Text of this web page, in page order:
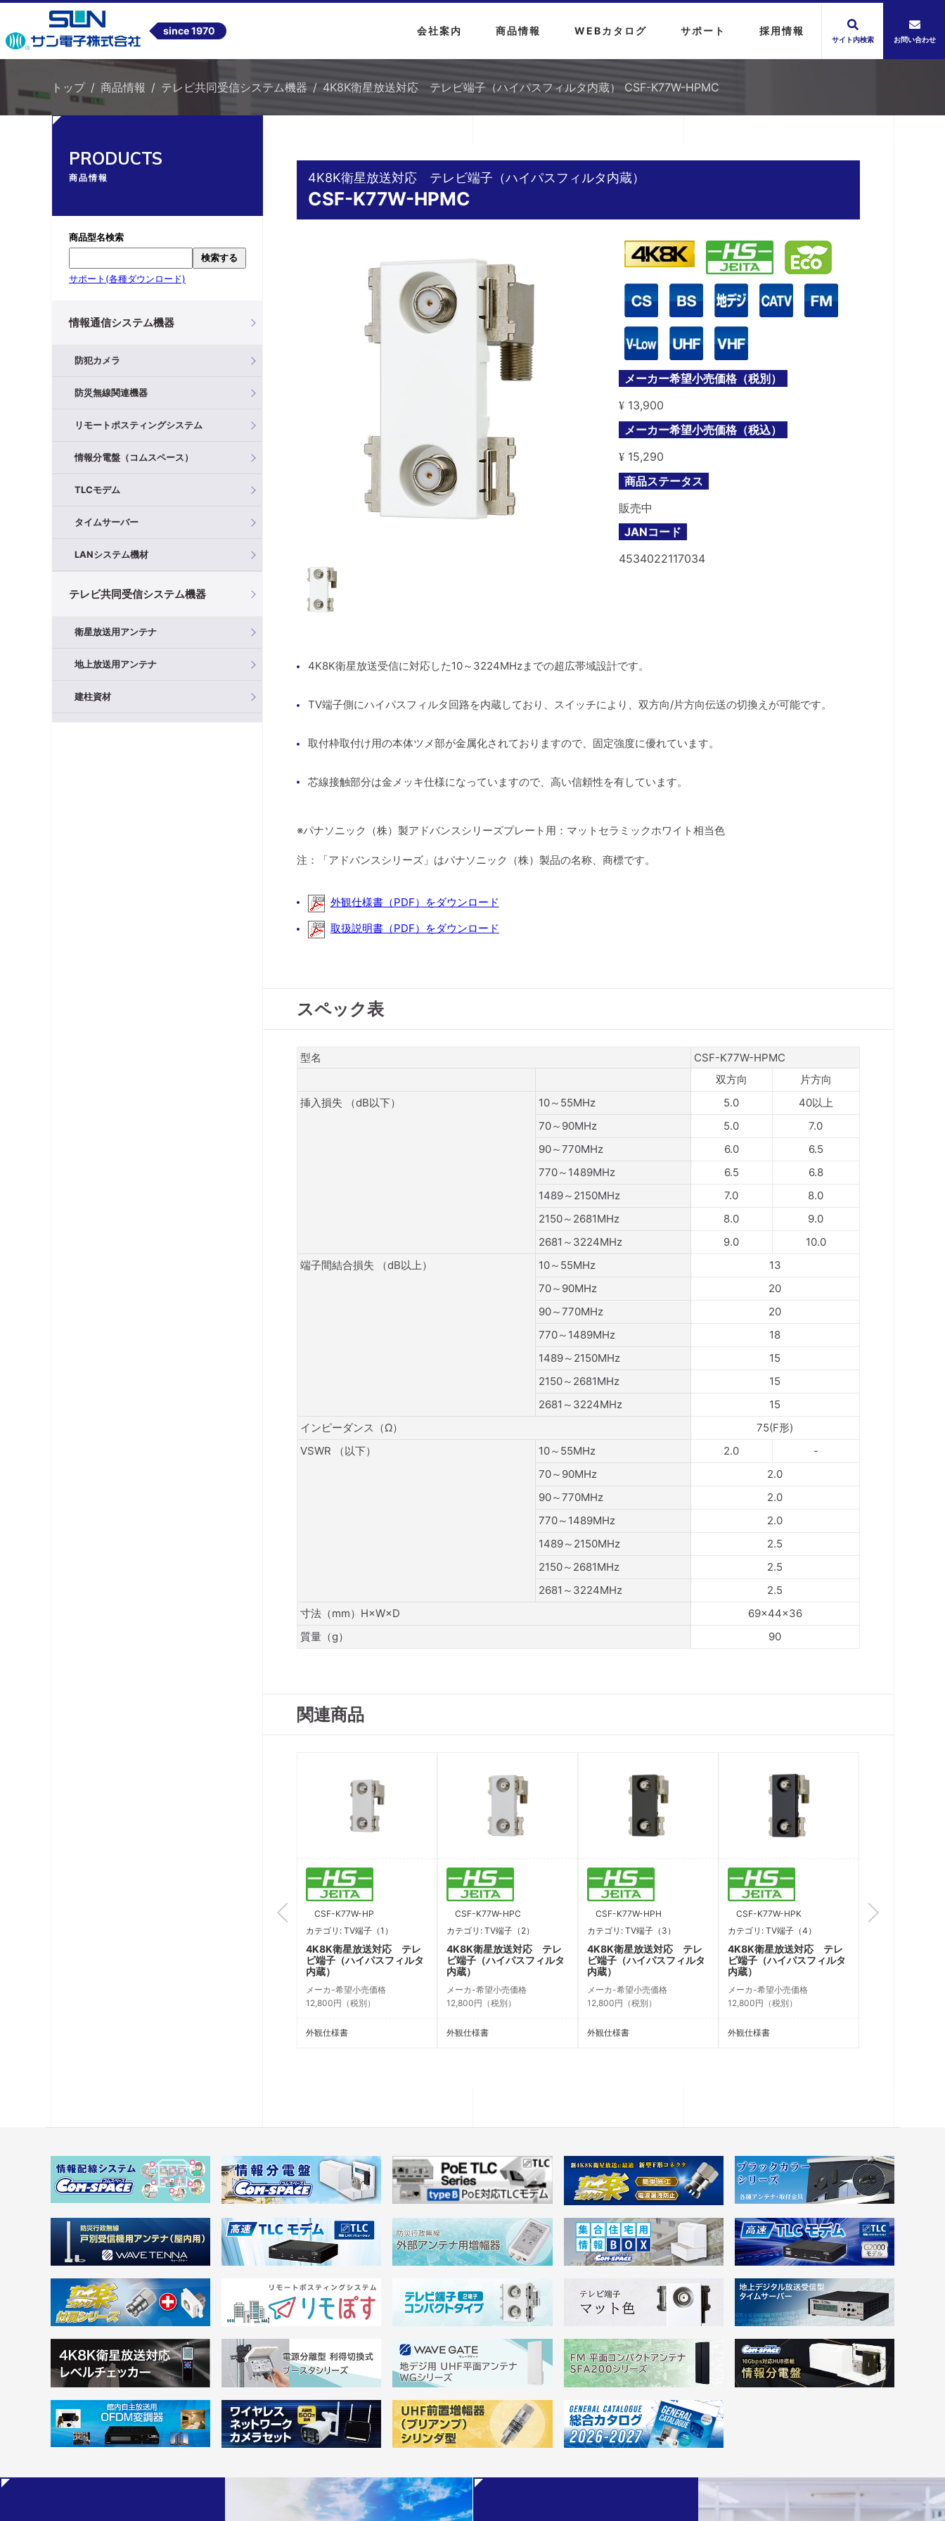
since 1970 会社案内 商品情報 WEBカタログ サポート 採用情報
サイト内検索 お問い合わせ
トップ 商品情報 テレビ共同受信システム機器 4K8K衛星放送対応 テレビ端子（ハイパスフィルタ内蔵） CSF-K77W-HPMC
PRODUCTS
商品情報
商品型名検索
検索する
サポート(各種ダウンロード)
情報通信システム機器
防犯カメラ
防災無線関連機器
リモートポスティングシステム
情報分電盤（コムスペース）
TLCモデム
タイムサーバー
LANシステム機材
テレビ共同受信システム機器
衛星放送用アンテナ
地上放送用アンテナ
建柱資材
4K8K衛星放送対応 テレビ端子（ハイパスフィルタ内蔵）
CSF-K77W-HPMC
メーカー希望小売価格（税別）
¥13,900
メーカー希望小売価格（税込）
¥15,290
商品ステータス
販売中
JANコード
4534022117034
4K8K衛星放送受信に対応した10～3224MHzまでの超広帯域設計です。
TV端子側にハイパスフィルタ回路を内蔵しており、スイッチにより、双方向/片方向伝送の切換えが可能です。
取付枠取付け用の本体ツメ部が金属化されておりますので、固定強度に優れています。
芯線接触部分は金メッキ仕様になっていますので、高い信頼性を有しています。
※パナソニック（株）製アドバンスシリーズプレート用：マットセラミックホワイト相当色
注：「アドバンスシリーズ」はパナソニック（株）製品の名称、商標です。
外観仕様書（PDF）をダウンロード
取扱説明書（PDF）をダウンロード
スペック表
型名
CSF-K77W-HPMC
双方向
片方向
挿入損失 （dB以下）
10～55MHz 5.0
40以上
70～90MHz
5.0
7.0
90～770MHz
6.0
6.5
770～1489MHz
6.5
6.8
1489～2150MHz
7.0
8.0
2150～2681MHz
8.0
9.0
2681～3224MHz
9.0
10.0
端子間結合損失 （dB以上）
10～55MHz
13
70～90MHz
20
90～770MHz
20
770～1489MHz
18
1489～2150MHz
15
2150～2681MHz
15
2681～3224MHz
15
インピーダンス（Ω）
75(F形)
VSWR （以下）
10～55MHz 2.0
-
70～90MHz
2.0
90～770MHz
2.0
770～1489MHz
2.0
1489～2150MHz
2.5
2150～2681MHz
2.5
2681～3224MHz
2.5
寸法（mm）H×W×D
69×44×36
質量（g）
90
関連商品
CSF-K77W-HP
カテゴリ: TV端子（1）
4K8K衛星放送対応 テレ
ビ端子（ハイパスフィルタ
内蔵）
メーカ-希望小売価格
12,800円（税別）
外観仕様書
CSF-K77W-HPC
カテゴリ: TV端子（2）
4K8K衛星放送対応 テレ
ビ端子（ハイパスフィルタ
内蔵）
メーカ-希望小売価格
12,800円（税別）
外観仕様書
CSF-K77W-HPH
カテゴリ: TV端子（3）
4K8K衛星放送対応 テレ
ビ端子（ハイパスフィルタ
内蔵）
メーカ-希望小売価格
12,800円（税別）
外観仕様書
CSF-K77W-HPK
カテゴリ: TV端子（4）
4K8K衛星放送対応 テレ
ビ端子（ハイパスフィルタ
内蔵）
メーカ-希望小売価格
12,800円（税別）
外観仕様書
CSF-K77W-HPB